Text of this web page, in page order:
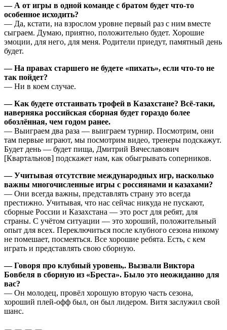
— А от игры в одной команде с братом будет что-то
особенное исходить?
— Да, кстати, на взрослом уровне первый раз с ним вместе
сыграем. Думаю, приятно, положительно будет. Хорошие
эмоции, для него, для меня. Родители приедут, памятный день
будет.
— На правах старшего не будете «пихать», если что-то не
так пойдет?
— Ни в коем случае.
— Как будете отстаивать трофей в Казахстане? Всё-таки,
наверняка российская сборная будет гораздо более
обозлённая, чем годом ранее.
— Выиграем два раза — выиграем турнир. Посмотрим, они
там первые играют, мы посмотрим видео, тренеры подскажут.
Будет день — будет пища, Дмитрий Вячеславович
[Квартальнов] подскажет нам, как обыгрывать соперников.
— Учитывая отсутствие международных игр, насколько
важны многочисленные игры с россиянами и казахами?
— Они всегда важны, представлять страну это всегда
престижно. Учитывая, что нас сейчас никуда не пускают,
сборные России и Казахстана — это рост для ребят, для
страны. С учётом ситуации — это хороший, положительный
опыт для всех. Переключиться после клубного сезона никому
не помешает, посмеяться. Все хорошие ребята. Есть, с кем
играть и представлять свою сборную.
— Говоря про клубный уровень,. Вызвали Виктора
Бовбеля в сборную из «Бреста». Было это неожиданно для
вас?
— Он молодец, провёл хорошую вторую часть сезона,
хороший плей-офф был, он был лидером. Витя заслужил свой
шанс.